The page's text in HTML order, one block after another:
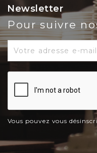
Newsletter
Pour suivre
Vous pouvez vous